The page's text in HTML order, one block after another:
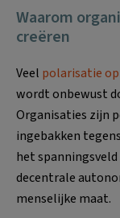
Waarom
creëren
Veel polarisatie
wordt onbewust
Organisaties zijn
ingebakken
het
decentrale
menselijke maat.